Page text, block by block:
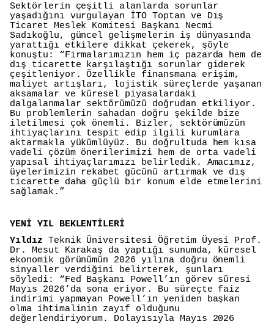
Sektörlerin çeşitli alanlarda sorunlar
yaşadığını vurgulayan İTO Toptan ve Dış
Ticaret Meslek Komitesi Başkanı Necmi
Sadıkoğlu, güncel gelişmelerin iş dünyasında
yarattığı etkilere dikkat çekerek, şöyle
konuştu: “Firmalarımızın hem iç pazarda hem de
dış ticarette karşılaştığı sorunlar giderek
çeşitleniyor. Özellikle finansmana erişim,
maliyet artışları, lojistik süreçlerde yaşanan
aksamalar ve küresel piyasalardaki
dalgalanmalar sektörümüzü doğrudan etkiliyor.
Bu problemlerin sahadan doğru şekilde bize
iletilmesi çok önemli. Bizler, sektörümüzün
ihtiyaçlarını tespit edip ilgili kurumlara
aktarmakla yükümlüyüz. Bu doğrultuda hem kısa
vadeli çözüm önerilerimizi hem de orta vadeli
yapısal ihtiyaçlarımızı belirledik. Amacımız,
üyelerimizin rekabet gücünü artırmak ve dış
ticarette daha güçlü bir konum elde etmelerini
sağlamak.”
YENİ YIL BEKLENTİLERİ
Yıldız Teknik Üniversitesi Öğretim Üyesi Prof.
Dr. Mesut Karakaş da yaptığı sunumda, küresel
ekonomik görünümün 2026 yılına doğru önemli
sinyaller verdiğini belirterek, şunları
söyledi: “Fed Başkanı Powell’ın görev süresi
Mayıs 2026’da sona eriyor. Bu süreçte faiz
indirimi yapmayan Powell’ın yeniden başkan
olma ihtimalinin zayıf olduğunu
değerlendiriyorum. Dolayısıyla Mayıs 2026